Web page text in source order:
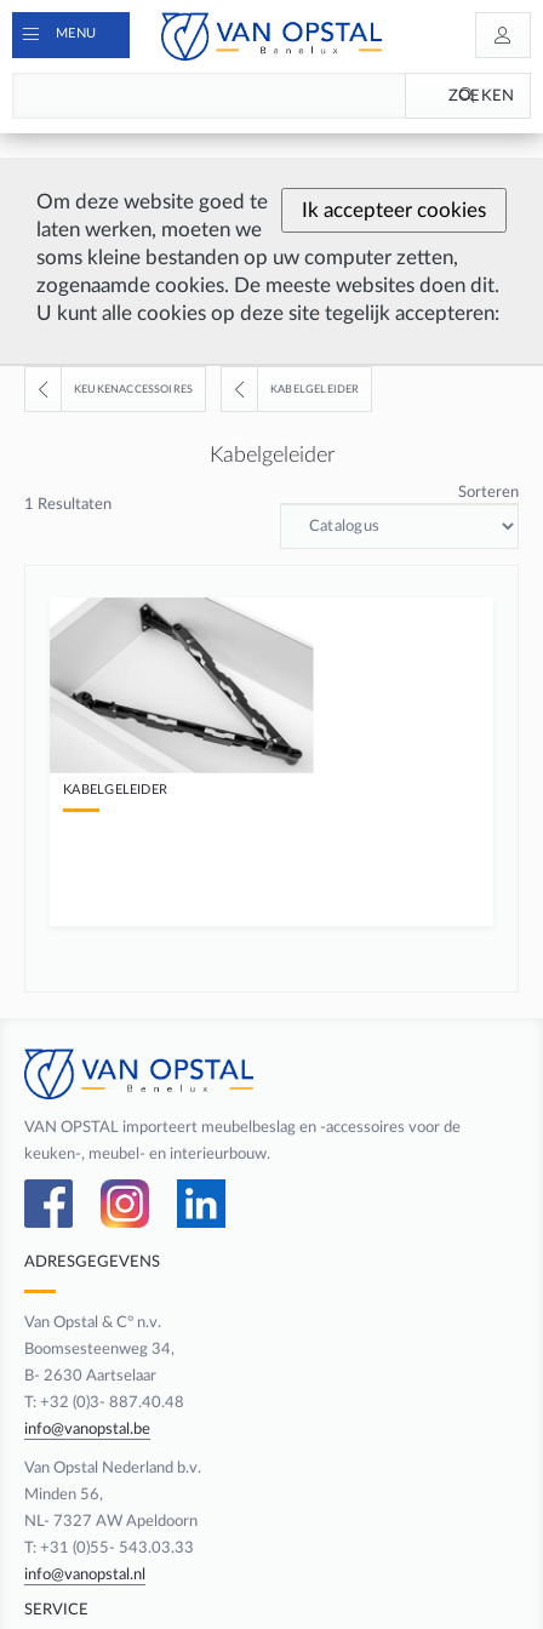
Ik accepteer cookies
Om deze website goed te
laten werken, moeten we
soms kleine bestanden op uw computer zetten,
zogenaamde cookies. De meeste websites doen dit.
U kunt alle cookies op deze site tegelijk accepteren:
MENU
ZOEKEN
KEUKENACCESSOIRES KABELGELEIDER
Kabelgeleider
1 Resultaten
Sorteren
KABELGELEIDER
VAN OPSTAL importeert meubelbeslag en -accessoires voor de
keuken-, meubel- en interieurbouw.
ADRESGEGEVENS
Van Opstal & C° n.v.
Boomsesteenweg 34,
B- 2630 Aartselaar
T: +32 (0)3- 887.40.48
info@vanopstal.be
Van Opstal Nederland b.v.
Minden 56,
NL- 7327 AW Apeldoorn
T: +31 (0)55- 543.03.33
info@vanopstal.nl
SERVICE